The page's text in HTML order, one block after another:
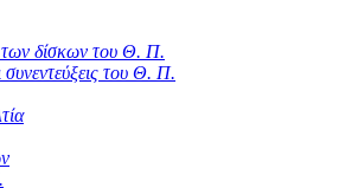
των δίσκων του Θ. Π.
συνεντεύξεις του Θ. Π.